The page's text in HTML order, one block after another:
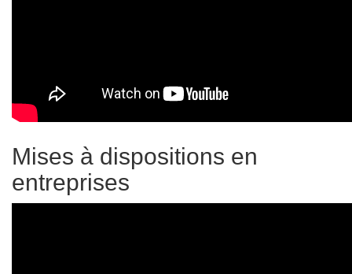
Mises à dispositions en
entreprises